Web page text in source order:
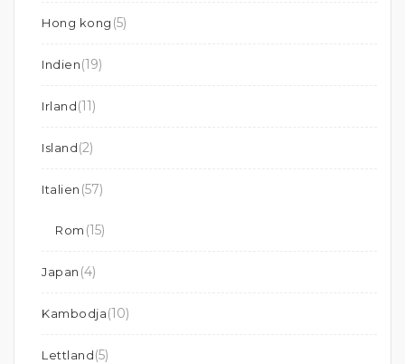
Hong kong (5)
Indien(19)
Irland(11)
Island(2)
Italien (57)
Rom (15)
Japan (4)
Kambodja(10)
Lettland(5)